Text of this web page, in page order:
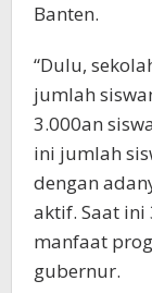
Banten.
“Dulu,
jumlah
3.000an
ini jumlah
dengan
aktif. Saat ini
manfaat
gubernur.